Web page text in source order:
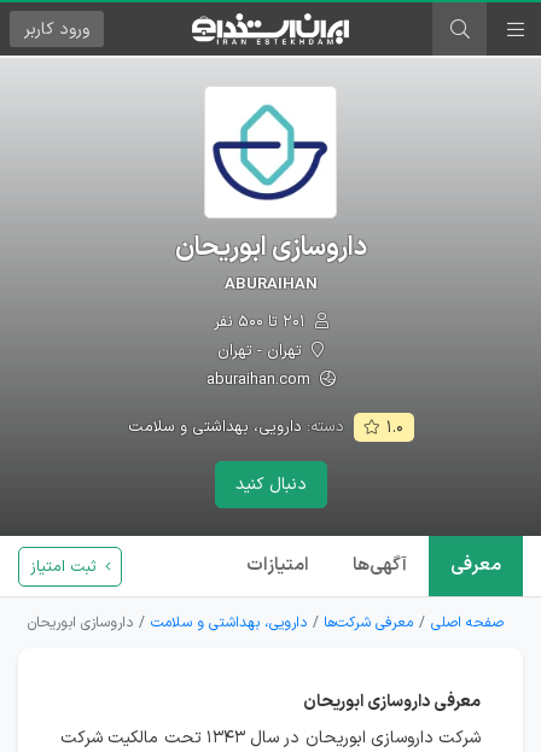
ورود کاربر
داروسازی ابوریحان
ABURAIHAN
تهران - تهران
aburaihan.com
۱.۰ دسته:دارویی، بهداشتی و سلامت
دنبال کنید
معرفی آگهی‌ها امتیازات ثبت امتیاز
صفحه اصلی معرفی شرکت‌ها دارویی، بهداشتی و سلامت داروسازی ابوریحان
معرفی داروسازی ابوریحان
شرکت داروسازی ابوریحان در سال ۱۳۴۳ تحت مالکیت شرکت